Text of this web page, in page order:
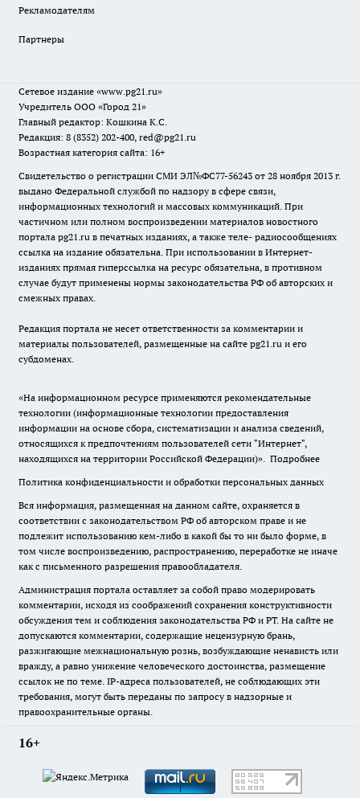
Рекламодателям
Партнеры
Сетевое издание «www.pg21.ru»
Учредитель ООО «Город 21»
Главный редактор: Кошкина К.С.
Редакция: 8 (8352) 202-400, red@pg21.ru
Возрастная категория сайта: 16+
Свидетельство о регистрации СМИ ЭЛ№ФС77-56243 от 28 ноября 2013 г.
выдано Федеральной службой по надзору в сфере связи,
информационных технологий и массовых коммуникаций. При
частичном или полном воспроизведении материалов новостного
портала pg21.ru в печатных изданиях, а также теле- радиосообщениях
ссылка на издание обязательна. При использовании в Интернет-
изданиях прямая гиперссылка на ресурс обязательна, в противном
случае будут применены нормы законодательства РФ об авторских и
смежных правах.
Редакция портала не несет ответственности за комментарии и
материалы пользователей, размещенные на сайте pg21.ru и его
субдоменах.
«На информационном ресурсе применяются рекомендательные
технологии (информационные технологии предоставления
информации на основе сбора, систематизации и анализа сведений,
относящихся к предпочтениям пользователей сети "Интернет",
находящихся на территории Российской Федерации)». Подробнее
Политика конфиденциальности и обработки персональных данных
Вся информация, размещенная на данном сайте, охраняется в
соответствии с законодательством РФ об авторском праве и не
подлежит использованию кем-либо в какой бы то ни было форме, в
том числе воспроизведению, распространению, переработке не иначе
как с письменного разрешения правообладателя.
Администрация портала оставляет за собой право модерировать
комментарии, исходя из соображений сохранения конструктивности
обсуждения тем и соблюдения законодательства РФ и РТ. На сайте не
допускаются комментарии, содержащие нецензурную брань,
разжигающие межнациональную рознь, возбуждающие ненависть или
вражду, а равно унижение человеческого достоинства, размещение
ссылок не по теме. IP-адреса пользователей, не соблюдающих эти
требования, могут быть переданы по запросу в надзорные и
правоохранительные органы.
16+